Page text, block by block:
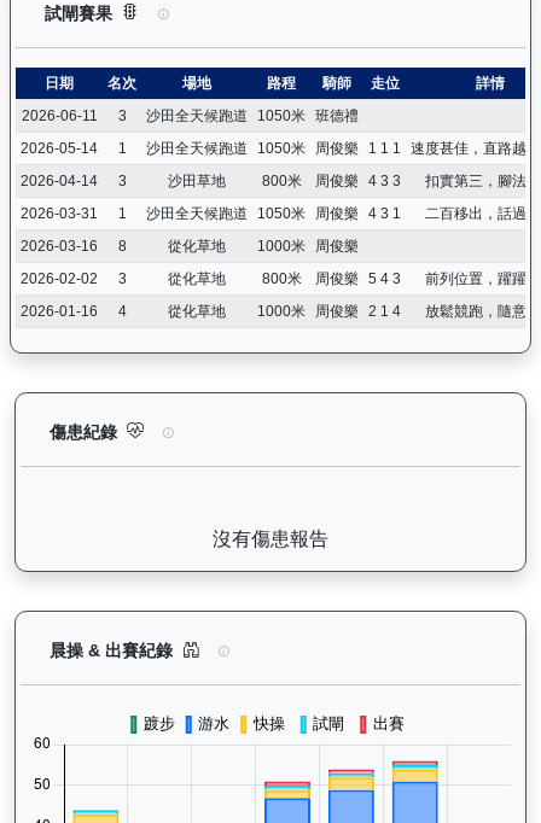
試閘賽果 怡傲錢莊（L222）— 試閘賽果紀錄：查看馬匹
日期 名次 場地 路程 騎師 走位
詳情
2026-06-11
3 沙田全天候跑道 1050米 班德禮
2026-05-14
1 沙田全天候跑道 1050米 周俊樂 1 1 1
速度甚佳，直路越
2026-04-14
3 沙田草地 800米 周俊樂 4 3 3
扣實第三，腳法
2026-03-31
1 沙田全天候跑道 1050米 周俊樂 4 3 1
二百移出，話過
2026-03-16
8 從化草地 1000米
周俊樂
2026-02-02
3 從化草地 800米 周俊樂 5 4 3
前列位置，躍躍
2026-01-16
4 從化草地 1000米 周俊樂 2 1 4 放鬆競跑，隨意
傷患紀錄 怡傲錢莊（L222）— 傷患紀錄：查看馬匹完整
沒有傷患報告
晨操 & 出賽紀錄 怡傲錢莊（L222）— 晨操及出賽紀錄圖